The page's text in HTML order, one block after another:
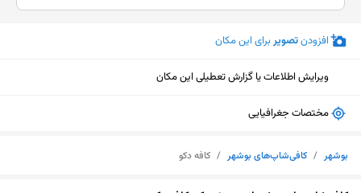
پنجشنبه
۸:۳۰ تا ۲۲:۴۵
جمعه
شنبه
یکشنبه
افزودنتصویربرای این مکان
ویرایش اطلاعات یا گزارش تعطیلی این مکان
مختصات جغرافیایی
بوشهر / کافی‌شاپ‌های بوشهر / کافه دکو